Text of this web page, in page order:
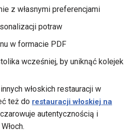
z własnymi preferencjami
potraw
w formacie PDF
wcześniej, by uniknąć kolejek
włoskich restauracji w
też do restauracji włoskiej na
autentycznością i